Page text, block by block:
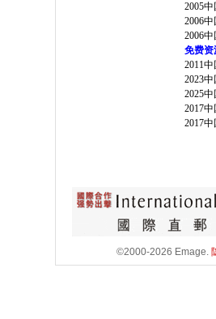
2005
2006
2006
免费资
2011
2023
2025
2017
2017
©2000-2026 Emage.